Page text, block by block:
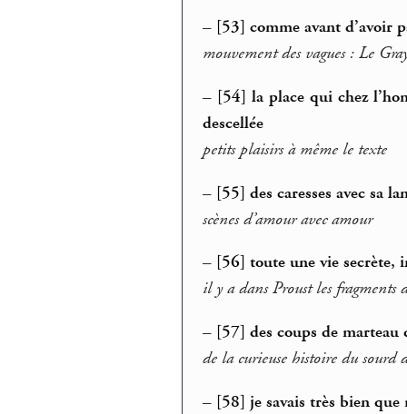
– [53] comme avant d’avoir
mouvement des vagues : Le
– [54] la place qui chez
descellée
petits plaisirs à même le texte
– [55] des caresses avec sa
scènes d’amour avec amour
– [56] toute une vie secrète,
il y a dans Proust les fragments
– [57] des coups de
de la curieuse histoire du sourd
– [58] je savais très bien